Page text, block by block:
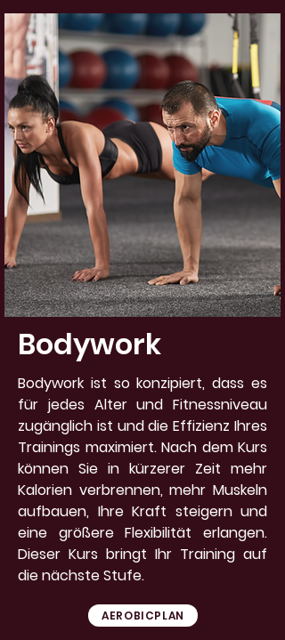
Bodywork
Bodywork ist so konzipiert, dass es
für jedes Alter und Fitnessniveau
zugänglich ist und die Effizienz Ihres
Trainings maximiert. Nach dem Kurs
können Sie in kürzerer Zeit mehr
Kalorien verbrennen, mehr Muskeln
aufbauen, Ihre Kraft steigern und
eine größere Flexibilität erlangen.
Dieser Kurs bringt Ihr Training auf
die nächste Stufe.
AEROBICPLAN